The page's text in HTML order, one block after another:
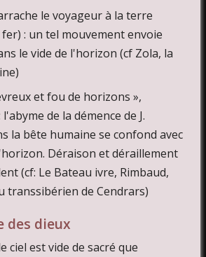
le voyageur à la terre
: un tel mouvement envoie
le vide de l'horizon (cf Zola, la
et fou de horizons »,
de la démence de J.
la bête humaine se confond avec
Déraison et déraillement
(cf: Le Bateau ivre, Rimbaud,
transsibérien de Cendrars)
des dieux
ciel est vide de sacré que